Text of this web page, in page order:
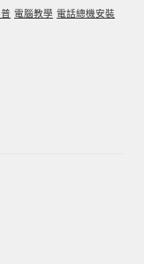
電腦教學 電話總機安裝